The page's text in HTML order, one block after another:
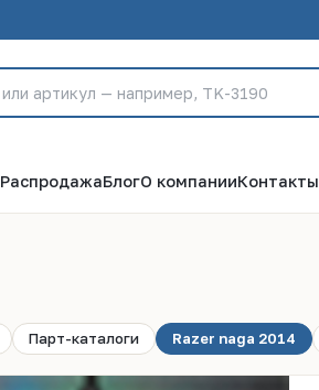
РаспродажаБлогО компанииКонтакты
Парт-каталоги Razer naga 2014